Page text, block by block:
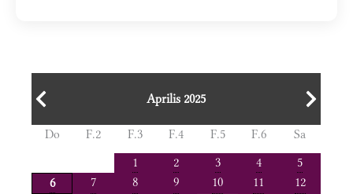
Aprilis 2025
Do F.2 F.3 F.4 F.5 F.6
Sa
1
2 3 4
5
6
7 8 9 10 11
12